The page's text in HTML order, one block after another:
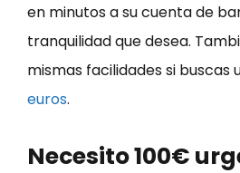
en minutos a su cuenta de
tranquilidad que desea.
mismas facilidades si buscas
euros.
Necesito 100€